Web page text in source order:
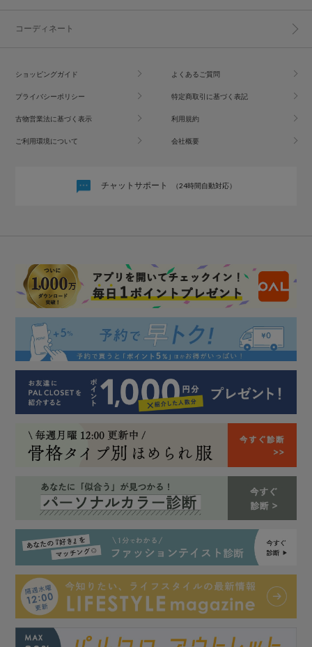
コーディネート
ショッピングガイド よくあるご質問
プライバシーポリシー 特定商取引に基づく表記
古物営業法に基づく表示 利用規約
ご利用環境について 会社概要
チャットサポート （24時間自動対応）